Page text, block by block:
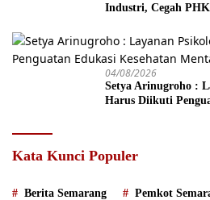
Industri, Cegah
04/08/2026
Setya Arinugroho :
Harus Diikuti
Kata Kunci Populer
Berita Semarang Pemkot